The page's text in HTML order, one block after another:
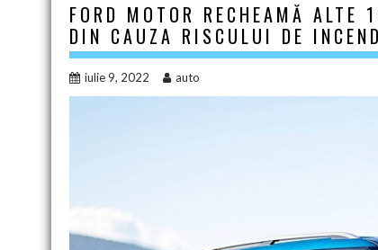
FORD MOTOR RECHEAMĂ
DIN CAUZA RISCULUI DE
iulie 9, 2022 auto